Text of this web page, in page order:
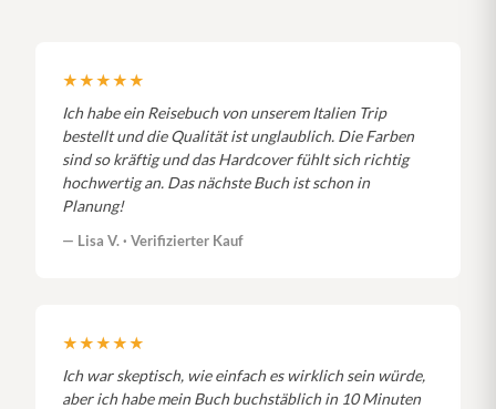
★★★★★
Ich habe ein Reisebuch von unserem Italien Trip
bestellt und die Qualität ist unglaublich. Die Farben
sind so kräftig und das Hardcover fühlt sich richtig
hochwertig an. Das nächste Buch ist schon in
Planung!
— Lisa V. · Verifizierter Kauf
★★★★★
Ich war skeptisch, wie einfach es wirklich sein würde,
aber ich habe mein Buch buchstäblich in 10 Minuten